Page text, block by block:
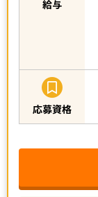
給与
応募資格